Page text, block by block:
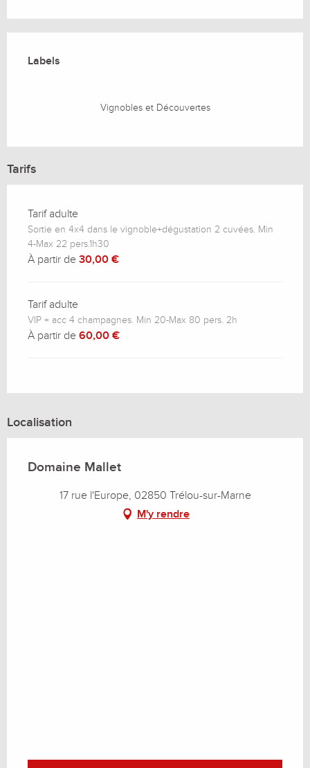
Labels
Labels
Vignobles et Découvertes
Tarifs
Tarif adulte
Sortie en 4x4 dans le vignoble+dégustation 2 cuvées. Min
4-Max 22 pers.1h30
À partir de 30,00 €
Tarif adulte
VIP + acc 4 champagnes. Min 20-Max 80 pers. 2h
À partir de 60,00 €
Localisation
Domaine Mallet
17 rue l'Europe, 02850 Trélou-sur-Marne
M'y rendre